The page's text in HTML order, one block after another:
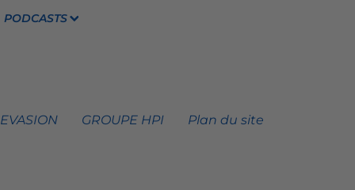
PODCASTS
GROUPE HPI Plan du site